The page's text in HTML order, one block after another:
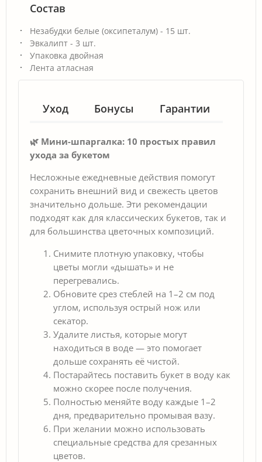
Состав
Незабудки белые (оксипеталум) - 15 шт.
Эвкалипт - 3 шт.
Упаковка двойная
Лента атласная
Уход Бонусы Гарантии
🌿 Мини-шпаргалка: 10 простых правил
ухода за букетом
Несложные ежедневные действия помогут
сохранить внешний вид и свежесть цветов
значительно дольше. Эти рекомендации
подходят как для классических букетов, так и
для большинства цветочных композиций.
Снимите плотную упаковку, чтобы
цветы могли «дышать» и не
перегревались.
Обновите срез стеблей на 1–2 см под
углом, используя острый нож или
секатор.
Удалите листья, которые могут
находиться в воде — это помогает
дольше сохранять её чистой.
Постарайтесь поставить букет в воду как
можно скорее после получения.
Полностью меняйте воду каждые 1–2
дня, предварительно промывая вазу.
При желании можно использовать
специальные средства для срезанных
цветов.